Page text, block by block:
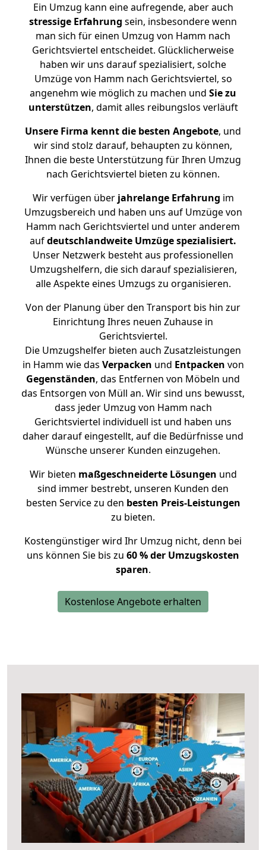
Ein Umzug kann eine aufregende, aber auch
stressige Erfahrung sein, insbesondere wenn
man sich für einen Umzug von Hamm nach
Gerichtsviertel entscheidet. Glücklicherweise
haben wir uns darauf spezialisiert, solche
Umzüge von Hamm nach Gerichtsviertel, so
angenehm wie möglich zu machen und Sie zu
unterstützen, damit alles reibungslos verläuft
Unsere Firma kennt die besten Angebote, und
wir sind stolz darauf, behaupten zu können,
Ihnen die beste Unterstützung für Ihren Umzug
nach Gerichtsviertel bieten zu können.
Wir verfügen überjahrelange Erfahrung im
Umzugsbereich und haben uns auf Umzüge von
Hamm nach Gerichtsviertel und unter anderem
aufdeutschlandweite Umzüge spezialisiert.
Unser Netzwerk besteht aus professionellen
Umzugshelfern, die sich darauf spezialisieren,
alle Aspekte eines Umzugs zu organisieren.
Von der Planung über den Transport bis hin zur
Einrichtung Ihres neuen Zuhause in
Gerichtsviertel.
Die Umzugshelfer bieten auch Zusatzleistungen
in Hamm wie das Verpacken und Entpacken von
Gegenständen, das Entfernen von Möbeln und
das Entsorgen von Müll an. Wir sind uns bewusst,
dass jeder Umzug von Hamm nach
Gerichtsviertel individuell ist und haben uns
daher darauf eingestellt, auf die Bedürfnisse und
Wünsche unserer Kunden einzugehen.
Wir bieten maßgeschneiderte Lösungen und
sind immer bestrebt, unseren Kunden den
besten Service zu den besten Preis-Leistungen
zu bieten.
Kostengünstiger wird Ihr Umzug nicht, denn bei
uns können Sie bis zu 60 % der Umzugskosten
sparen.
Kostenlose Angebote erhalten